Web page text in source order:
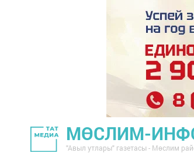
МӨСЛИМ-
"Авыл утлары" газетасы - Мөслим